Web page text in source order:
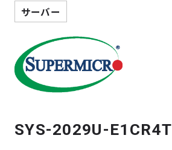
ニュース
よくある質問
会社案内
サーバー
SYS-2029U-E1CR4T